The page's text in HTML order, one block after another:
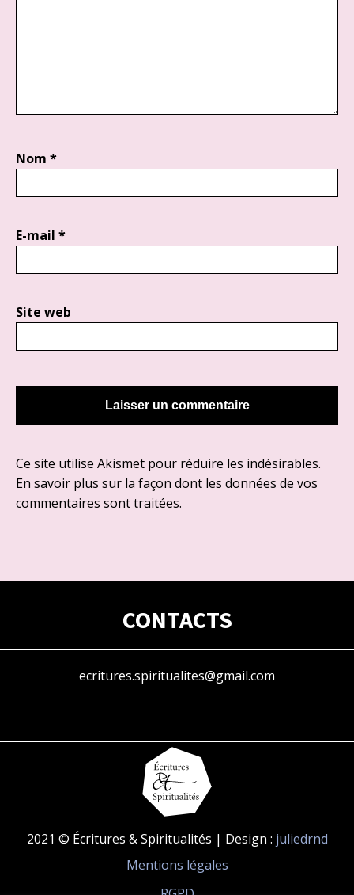
Nom *
E-mail *
Site web
Ce site utilise Akismet pour réduire les indésirables.
En savoir plus sur la façon dont les données de vos
commentaires sont traitées.
CONTACTS
ecritures.spiritualites@gmail.com
2021 © Écritures & Spiritualités | Design : juliedrnd
Mentions légales